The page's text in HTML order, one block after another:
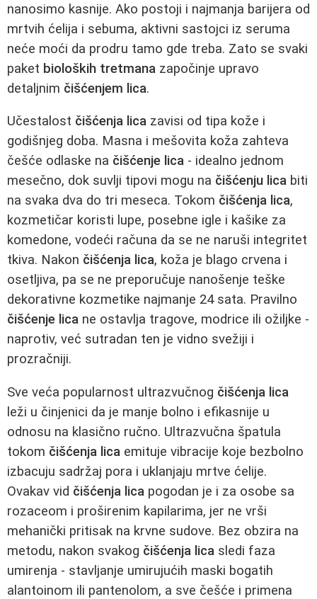
nanosimo kasnije. Ako postoji i najmanja barijera od
mrtvih ćelija i sebuma, aktivni sastojci iz seruma
neće moći da prodru tamo gde treba. Zato se svaki
paket bioloških tretmana započinje upravo
detaljnim čišćenjem lica.
Učestalost čišćenja lica zavisi od tipa kože i
godišnjeg doba. Masna i mešovita koža zahteva
češće odlaske na čišćenje lica - idealno jednom
mesečno, dok suvlji tipovi mogu na čišćenju lica biti
na svaka dva do tri meseca. Tokom čišćenja lica,
kozmetičar koristi lupe, posebne igle i kašike za
komedone, vodeći računa da se ne naruši integritet
tkiva. Nakon čišćenja lica, koža je blago crvena i
osetljiva, pa se ne preporučuje nanošenje teške
dekorativne kozmetike najmanje 24 sata. Pravilno
čišćenje lica ne ostavlja tragove, modrice ili ožiljke -
naprotiv, već sutradan ten je vidno svežiji i
prozračniji.
Sve veća popularnost ultrazvučnog čišćenja lica
leži u činjenici da je manje bolno i efikasnije u
odnosu na klasično ručno. Ultrazvučna špatula
tokom čišćenja lica emituje vibracije koje bezbolno
izbacuju sadržaj pora i uklanjaju mrtve ćelije.
Ovakav vid čišćenja lica pogodan je i za osobe sa
rozaceom i proširenim kapilarima, jer ne vrši
mehanički pritisak na krvne sudove. Bez obzira na
metodu, nakon svakog čišćenja lica sledi faza
umirenja - stavljanje umirujućih maski bogatih
alantoinom ili pantenolom, a sve češće i primena